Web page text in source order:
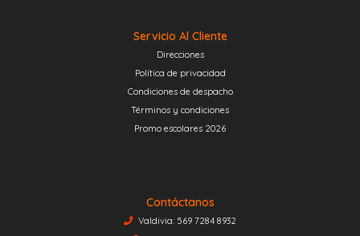
Servicio Al Cliente
Direcciones
Política de privacidad
Condiciones de despacho
Términos y condiciones
Promo escolares 2026
Contáctanos
Valdivia: 569 7284 8932